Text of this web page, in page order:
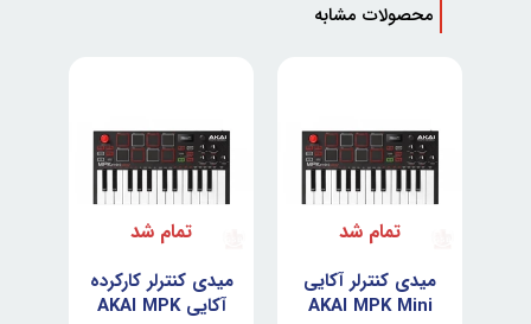
محصولات مشابه
میدی کنترلر آکایی
AKAI MPK Mini
تمام شد
میدی کنترلر کارکرده
آکایی AKAI MPK
تمام شد